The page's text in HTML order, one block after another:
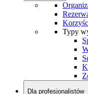
Typy
Dla profesjonalistów